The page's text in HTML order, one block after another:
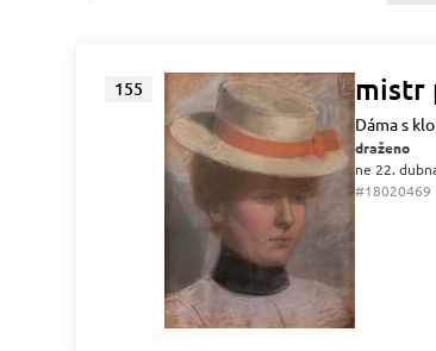
155 mistr
Dáma s
draženo
ne 22.
#18020469